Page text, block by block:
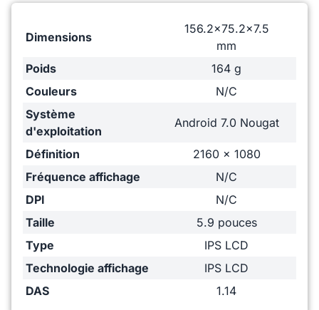
Dimensions
156.2x75.2x7.5
mm
Poids
164 g
Couleurs
N/C
Système
d'exploitation
Android 7.0 Nougat
Définition
2160 x 1080
Fréquence affichage
N/C
DPI
N/C
Taille
5.9 pouces
Type
IPS LCD
Technologie affichage
IPS LCD
DAS
1.14